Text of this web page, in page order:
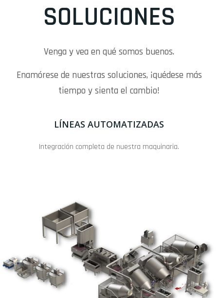
SOLUCIONES
Venga y vea en qué somos buenos.
Enamórese de nuestras soluciones, ¡quédese más
tiempo y sienta el cambio!
LÍNEAS AUTOMATIZADAS
Integración completa de nuestra maquinaria.